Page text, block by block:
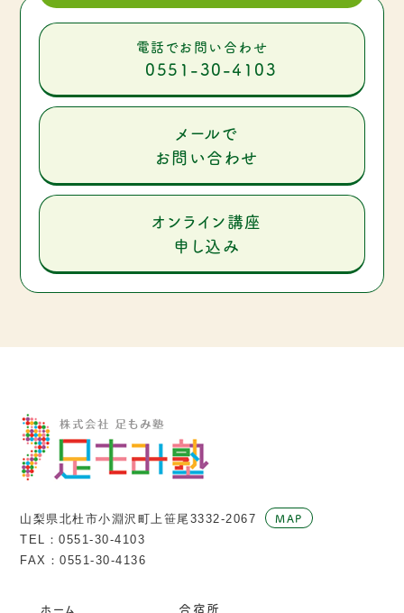
電話でお問い合わせ
0551-30-4103
メールで
お問い合わせ
オンライン講座
申し込み
山梨県北杜市小淵沢町上笹尾3332-2067 MAP
TEL：0551-30-4103
FAX：0551-30-4136
ホーム 合宿所